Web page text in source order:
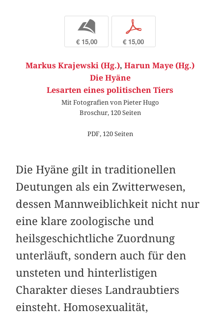
b
€ 15,00
p
€ 15,00
Markus Krajewski (Hg.), Harun Maye (Hg.)
Die Hyäne
Lesarten eines politischen Tiers
Mit Fotografien von Pieter Hugo
Broschur, 120 Seiten
PDF, 120 Seiten
Die Hyäne gilt in traditionellen
Deutungen als ein Zwitterwesen,
dessen Mannweiblichkeit nicht nur
eine klare zoologische und
heilsgeschichtliche Zuordnung
unterläuft, sondern auch für den
unsteten und hinterlistigen
Charakter dieses Landraubtiers
einsteht. Homosexualität,